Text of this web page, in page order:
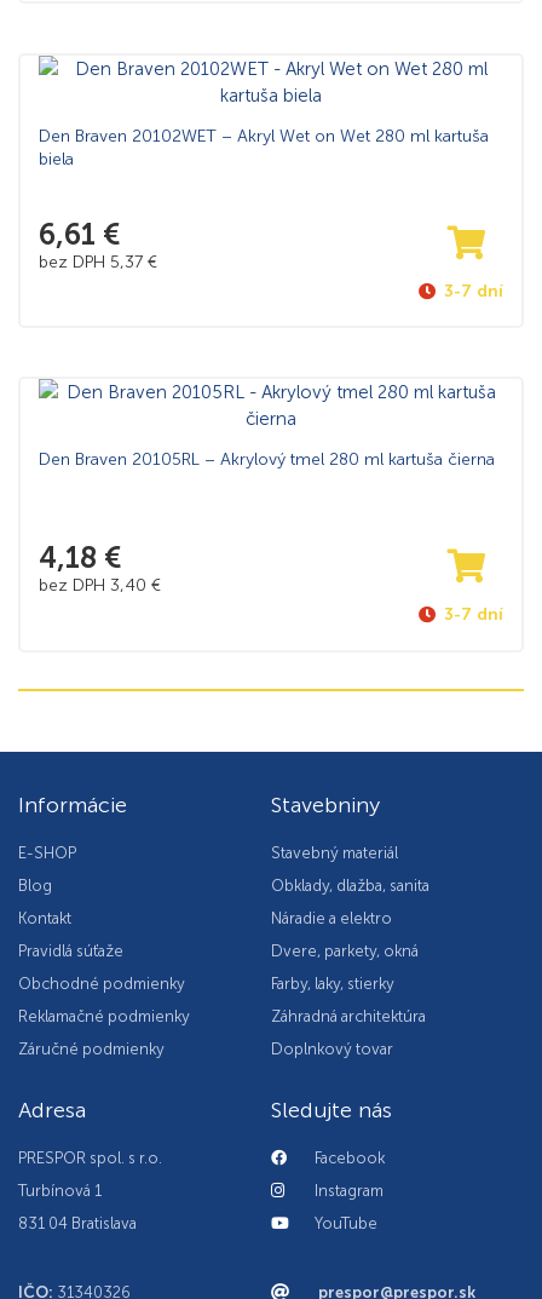
Den Braven 20102WET – Akryl Wet on Wet 280 ml kartuša
biela
6,61 €
bez DPH 5,37 €
3-7 dní
Den Braven 20105RL – Akrylový tmel 280 ml kartuša čierna
4,18 €
bez DPH 3,40 €
3-7 dní
Informácie
E-SHOP
Blog
Kontakt
Pravidlá súťaže
Obchodné podmienky
Reklamačné podmienky
Záručné podmienky
Stavebniny
Stavebný materiál
Obklady, dlažba, sanita
Náradie a elektro
Dvere, parkety, okná
Farby, laky, stierky
Záhradná architektúra
Doplnkový tovar
Adresa
PRESPOR spol. s r.o.
Turbínová 1
831 04 Bratislava
IČO: 31340326
Sledujte nás
Facebook
Instagram
YouTube
prespor@prespor.sk